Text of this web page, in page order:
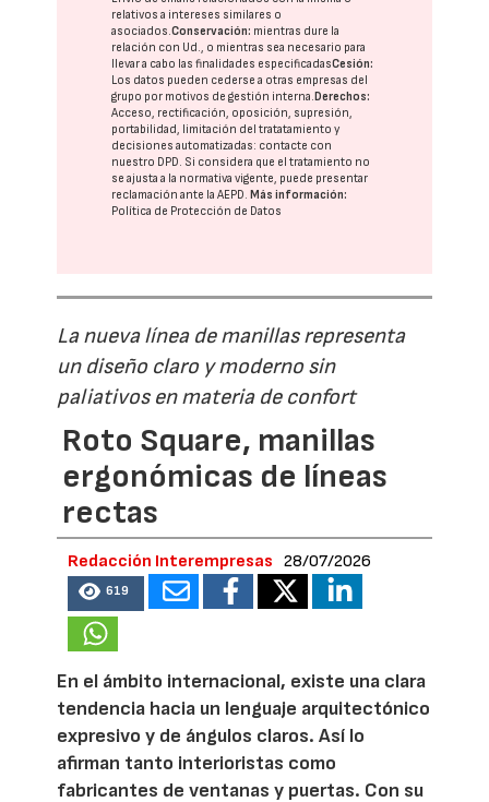
relativos a intereses similares o
asociados.Conservación: mientras dure la
relación con Ud., o mientras sea necesario para
llevar a cabo las finalidades especificadasCesión:
Los datos pueden cederse a otras empresas del
grupo por motivos de gestión interna. Derechos:
Acceso, rectificación, oposición, supresión,
portabilidad, limitación del tratatamiento y
decisiones automatizadas: contacte con
nuestro DPD. Si considera que el tratamiento no
se ajusta a la normativa vigente, puede presentar
reclamación ante laAEPD. Más información:
Política de Protección de Datos
La nueva línea de manillas representa
un diseño claro y moderno sin
paliativos en materia de confort
Roto Square, manillas
ergonómicas de líneas
rectas
Redacción Interempresas 28/07/2026
619
En el ámbito internacional, existe una clara
tendencia hacia un lenguaje arquitectónico
expresivo y de ángulos claros. Así lo
afirman tanto interioristas como
fabricantes de ventanas y puertas. Con su